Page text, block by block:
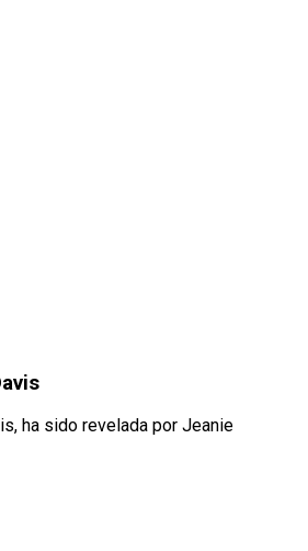
ha sido revelada por Jeanie